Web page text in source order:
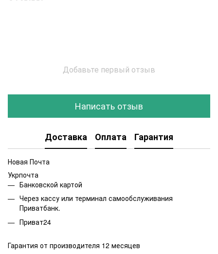
Добавьте первый отзыв
Написать отзыв
Доставка Оплата Гарантия
Новая Почта
Укрпочта
Банковской картой
Через кассу или терминал самообслуживания
Приватбанк.
Приват24
Гарантия от производителя 12 месяцев